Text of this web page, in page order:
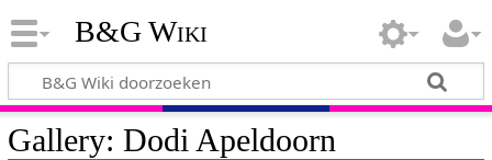
B&G Wiki
Gallery: Dodi Apeldoorn